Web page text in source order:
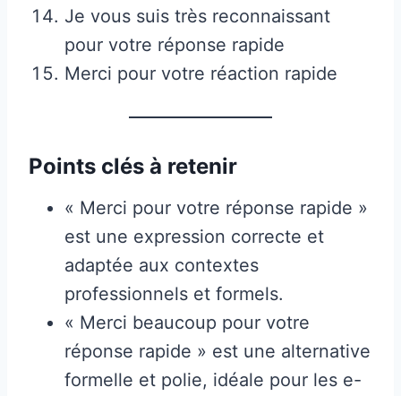
Je vous suis très reconnaissant
pour votre réponse rapide
Merci pour votre réaction rapide
Points clés à retenir
« Merci pour votre réponse rapide »
est une expression correcte et
adaptée aux contextes
professionnels et formels.
« Merci beaucoup pour votre
réponse rapide » est une alternative
formelle et polie, idéale pour les e-